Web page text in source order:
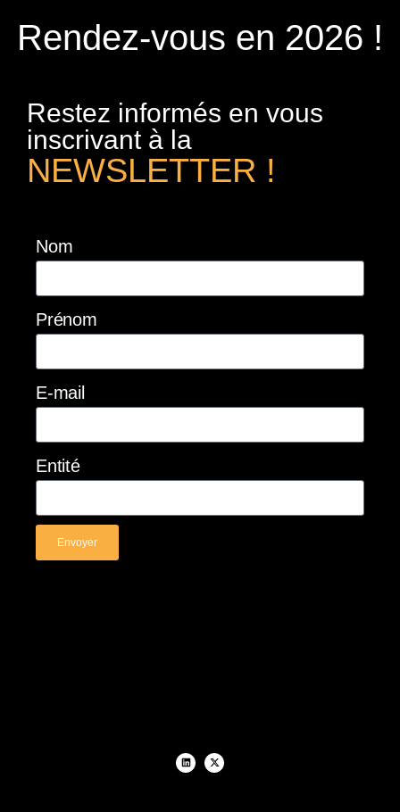
Rendez-vous en 2026 !
Restez informés en vous
inscrivant à la
NEWSLETTER !
Nom
Prénom
E-mail
Entité
Envoyer